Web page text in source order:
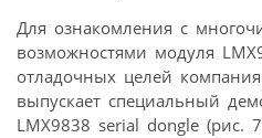
Для ознакомления с
возможностями модуля
отладочных целей
выпускает специальный
LMX9838 serial dongle (рис.